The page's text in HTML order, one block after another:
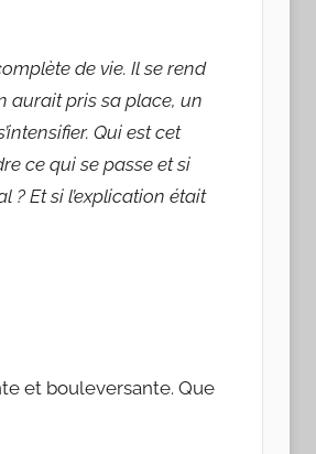
de vie. Il se rend
aurait pris sa place, un
Qui est cet
ce qui se passe et si
? Et si l’explication était
et bouleversante. Que